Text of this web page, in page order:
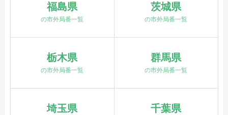
福島県
の市外局番一覧
茨城県
の市外局番一覧
栃木県
の市外局番一覧
群馬県
の市外局番一覧
埼玉県 千葉県